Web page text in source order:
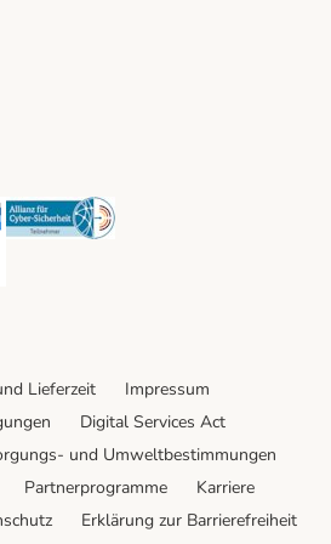
Method
Security Security
Lieferzeit
Impressum
Digital Services Act
und Umweltbestimmungen
Partnerprogramme
Karriere
Erklärung zur Barrierefreiheit